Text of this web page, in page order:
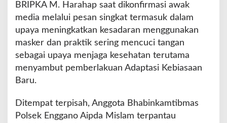
a
r
a
t
G
C
e
BRIPKA M. Harahap saat dikonfirmasi awak
media melalui pesan singkat termasuk dalam
upaya meningkatkan kesadaran menggunakan
masker dan praktik sering mencuci tangan
sebagai upaya menjaga kesehatan terutama
menyambut pemberlakuan Adaptasi Kebiasaan
Baru.
Ditempat terpisah, Anggota Bhabinkamtibmas
Polsek Enggano Aipda Mislam terpantau